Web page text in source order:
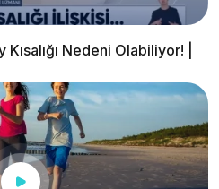
Nedeni Olabiliyor! |